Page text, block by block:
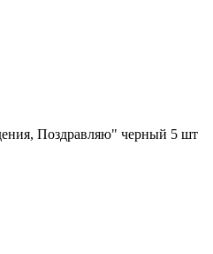
Поздравляю" черный 5 шт